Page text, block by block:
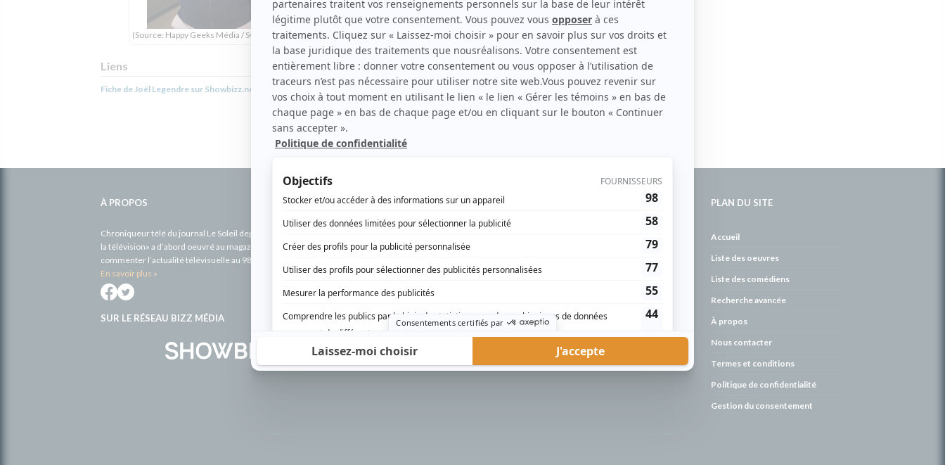
(Source: Happy Geeks Média / Sylvain Légaré)
Liens
Fiche de Joël Legendre sur Showbizz.net
À PROPOS
Chroniqueur télé du journal Le Soleil depuis 2001, Richard Therrien carbure à son petit écran. Celui qu’on surnomme parfois «l’encyclopédie de
la télévision» a d’abord oeuvré au magazine TV Hebdo de 1996 à 2001. Sa spécialité: la télé québécoise. On peut l’entendre régulièrement
commenter l’actualité télévisuelle au 98,5.
En savoir plus »
SUR LE RÉSEAU BIZZ MÉDIA
PLAN DU SITE
Accueil
Liste des oeuvres
Liste des comédiens
Recherche avancée
À propos
Nous contacter
Termes et conditions
Politique de confidentialité
Gestion du consentement